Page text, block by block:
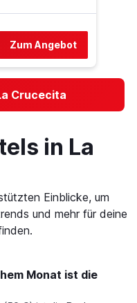
Zum Angebot
Crucecita
in La
Einblicke, um
und mehr für deine
Monat ist die